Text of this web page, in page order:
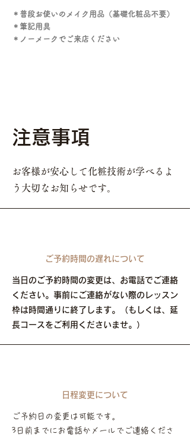
＊普段お使いのメイク用品（基礎化粧品不要）
＊筆記用具
​＊ノーメークでご来店ください
​注意事項
お客様が安心して化粧技術が学べるよ
う大切なお知らせです。
ご予約時間の遅れについて
当日の​ご予約時間の変更は、お電話でご連絡
ください。事前にご連絡がない際のレッスン
枠は時間通りに終了します。（もしくは、延
長コースをご利用くださいませ。）
日程変更について
ご予約日の変更は可能です。
3日前までに​お電話かメールでご連絡くださ